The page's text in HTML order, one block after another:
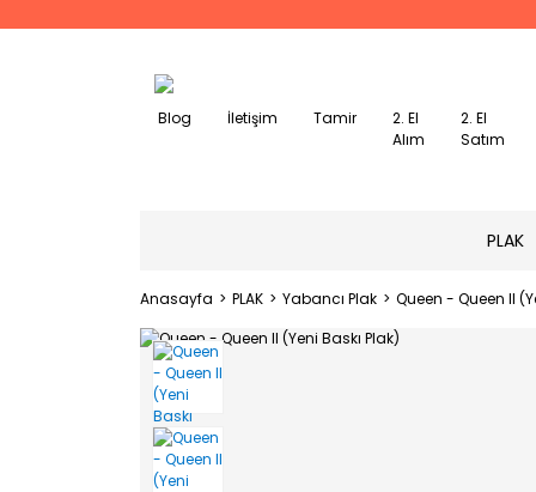
Blog İletişim Tamir
2. El
Alım
2. El
Satım
PLAK
Anasayfa PLAK Yabancı Plak Queen - Queen ll